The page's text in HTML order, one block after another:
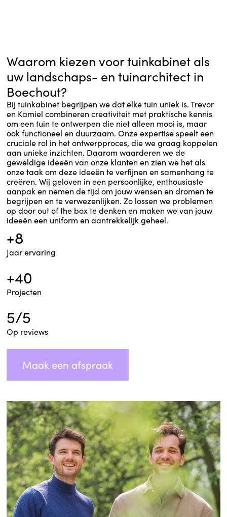
Waarom kiezen voor tuinkabinet als
uw landschaps- en tuinarchitect in
Boechout?
Bij tuinkabinet begrijpen we dat elke tuin uniek is. Trevor
en Kamiel combineren creativiteit met praktische kennis
om een tuin te ontwerpen die niet alleen mooi is, maar
ook functioneel en duurzaam. Onze expertise speelt een
cruciale rol in het ontwerpproces, die we graag koppelen
aan unieke inzichten. Daarom waarderen we de
geweldige ideeën van onze klanten en zien we het als
onze taak om deze ideeën te verfijnen en samenhang te
creëren. Wij geloven in een persoonlijke, enthousiaste
aanpak en nemen de tijd om jouw wensen en dromen te
begrijpen en te verwezenlijken. Zo lossen we problemen
op door out of the box te denken en maken we van jouw
ideeën een uniform en aantrekkelijk geheel.
+8
Jaar ervaring
+40
Projecten
5/5
Op reviews
Maak een afspraak